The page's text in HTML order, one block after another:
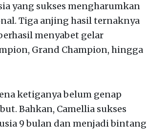
yang sukses mengharumkan
Tiga anjing hasil ternaknya
menyabet gelar
Grand Champion, hingga
ketiganya belum genap
Bahkan, Camellia sukses
9 bulan dan menjadi bintang